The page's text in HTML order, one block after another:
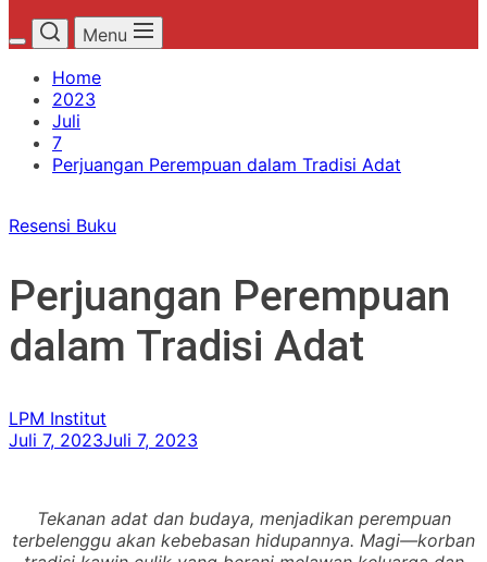
Menu
Home
2023
Juli
7
Perjuangan Perempuan dalam Tradisi Adat
Resensi Buku
Perjuangan Perempuan
dalam Tradisi Adat
LPM Institut
Juli 7, 2023Juli 7, 2023
Tekanan adat dan budaya, menjadikan perempuan
terbelenggu akan kebebasan hidupannya. Magi—korban